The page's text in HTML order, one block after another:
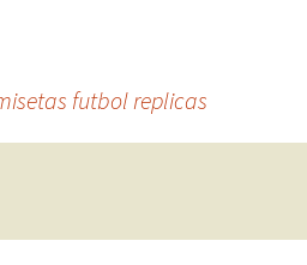
futbol replicas